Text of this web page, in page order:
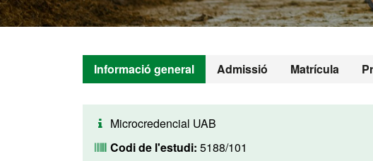
Informació general Admissió Matrícula
Microcredencial UAB
Codi de l'estudi: 5188/101